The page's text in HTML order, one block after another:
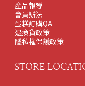
產品報導
會員辦法
蛋糕訂購QA
退換貨政策
隱私權保護政策
STORE